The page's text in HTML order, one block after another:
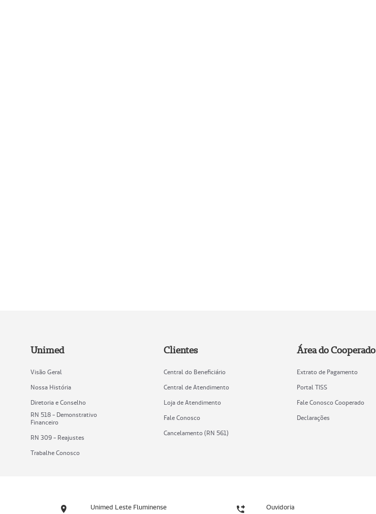
Unimed
Visão Geral
Nossa História
Diretoria e Conselho
RN 518 - Demonstrativo
Financeiro
RN 309 - Reajustes
Trabalhe Conosco
Clientes
Central do Beneficiário
Central de Atendimento
Loja de Atendimento
Fale Conosco
Cancelamento (RN 561)
Área do Cooperado
Extrato de Pagamento
Portal TISS
Fale Conosco Cooperado
Declarações
Unimed Leste Fluminense Ouvidoria